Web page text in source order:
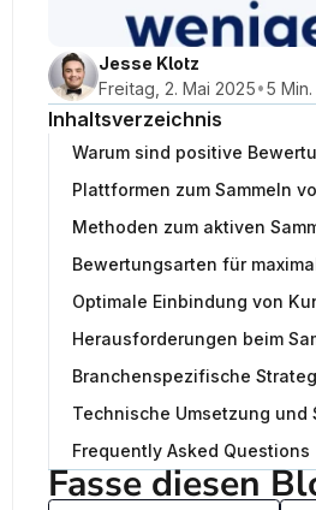
Jesse Klotz
Freitag, 2. Mai 2025•5
Inhaltsverzeichnis
Warum sind positive
Plattformen zum Sammeln
Methoden zum aktiven
Bewertungsarten für
Optimale Einbindung von
Herausforderungen beim
Branchenspezifische
Technische Umsetzung
Frequently Asked Questions
Fasse diesen